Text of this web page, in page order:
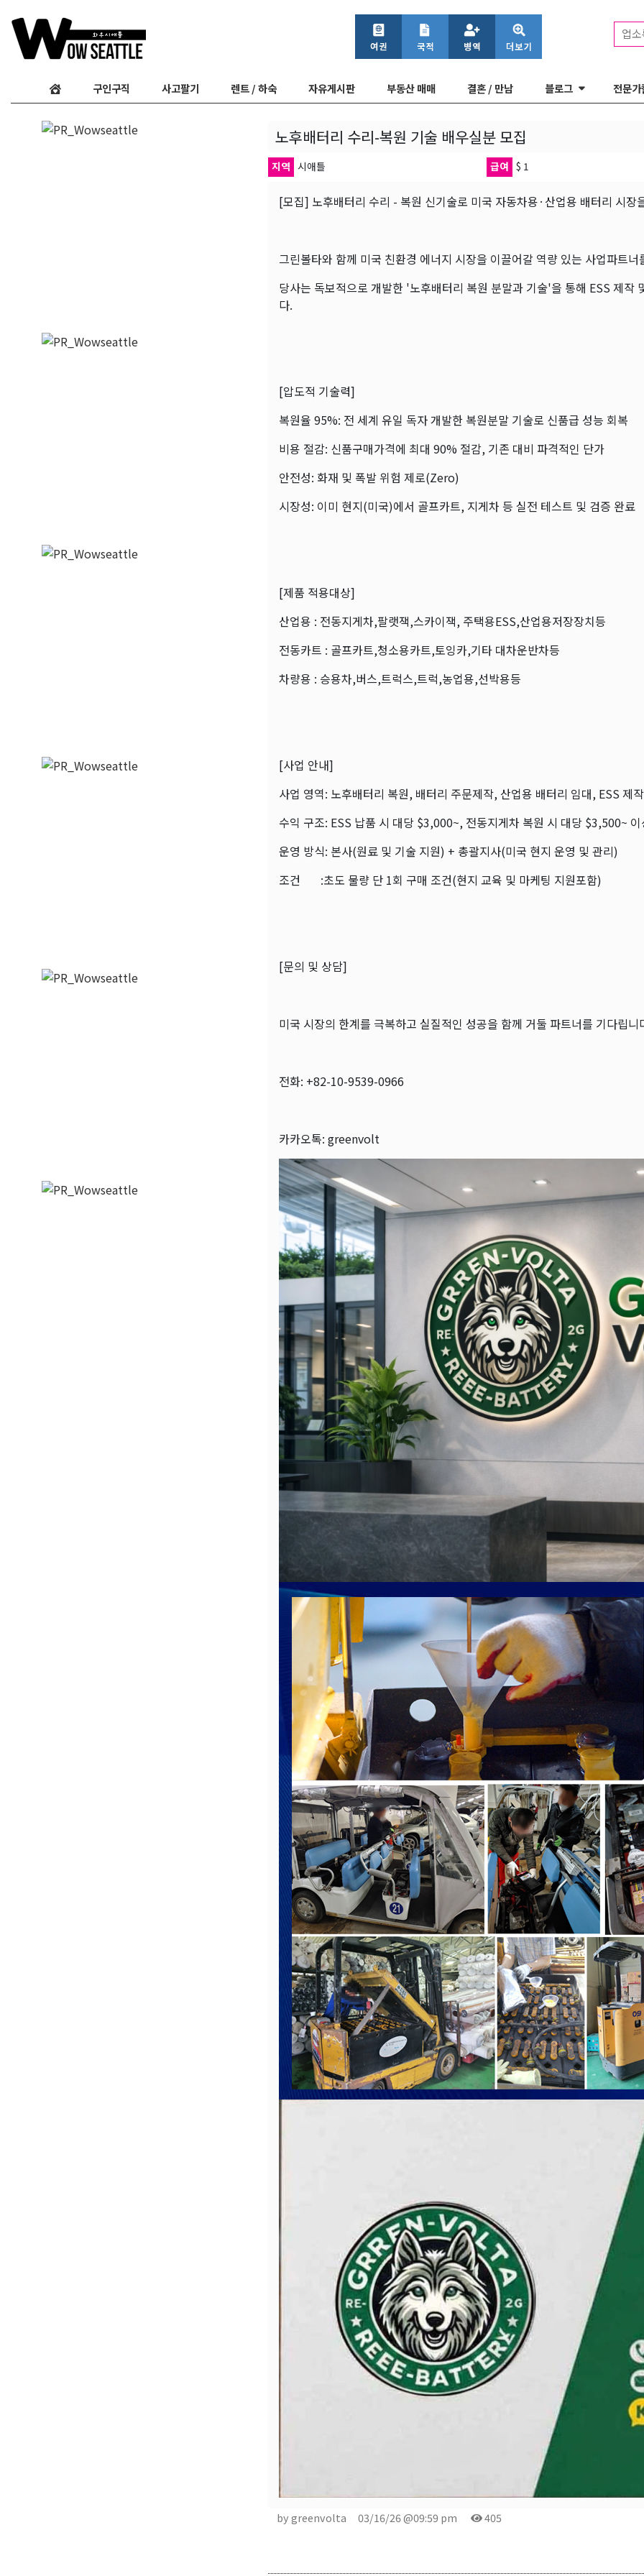
업
구인구직 사고팔기 렌트 / 하숙 자유게시판 부동산 매매 결혼 / 만남 블로그 전문가
노후배터리 수리-복원 기술 배우실분 모집
지역 시애틀 급여 $ 1
[모집] 노후배터리 수리 - 복원 신기술로 미국 자동차용·산업용 배터리 시장
그린볼타와 함께 미국 친환경 에너지 시장을 이끌어갈 역량 있는 사업파트너
당사는 독보적으로 개발한 '노후배터리 복원 분말과 기술'을 통해 ESS 제작
다.
[압도적 기술력]
복원율 95%: 전 세계 유일 독자 개발한 복원분말 기술로 신품급 성능 회복
비용 절감: 신품구매가격에 최대 90% 절감, 기존 대비 파격적인 단가
안전성: 화재 및 폭발 위험 제로(Zero)
시장성: 이미 현지(미국)에서 골프카트, 지게차 등 실전 테스트 및 검증 완료
[제품 적용대상]
산업용 : 전동지게차,팔랫잭,스카이잭, 주택용ESS,산업용저장장치등
전동카트 : 골프카트,청소용카트,토잉카,기타 대차운반차등
차량용 : 승용차,버스,트럭스,트럭,농업용,선박용등
[사업 안내]
사업 영역: 노후배터리 복원, 배터리 주문제작, 산업용 배터리 임대, ESS 제
수익 구조: ESS 납품 시 대당 $3,000~, 전동지게차 복원 시 대당 $3,500~
운영 방식: 본사(원료 및 기술 지원) + 총괄지사(미국 현지 운영 및 관리)
조건 :초도 물량 단 1회 구매 조건(현지 교육 및 마케팅 지원포함)
[문의 및 상담]
미국 시장의 한계를 극복하고 실질적인 성공을 함께 거둘 파트너를 기다립니
전화: +82-10-9539-0966
카카오톡: greenvolt
by greenvolta 03/16/26 @09:59 pm 405